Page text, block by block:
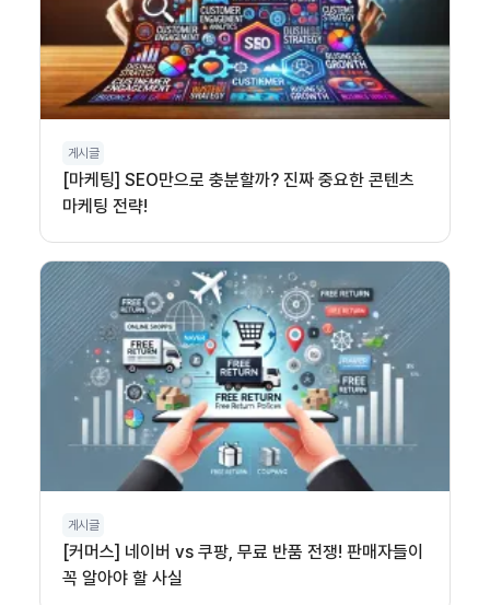
게시글
[마케팅] SEO만으로 충분할까? 진짜 중요한 콘텐츠
마케팅 전략!
게시글
[커머스] 네이버 vs 쿠팡, 무료 반품 전쟁! 판매자들이
꼭 알아야 할 사실